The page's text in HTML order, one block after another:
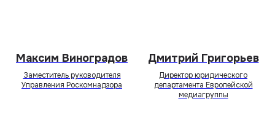
Максим Виноградов
Заместитель руководителя
Управления Роскомнадзора
Дмитрий Григорьев
Директор юридического
департамента Европейской
медиагруппы